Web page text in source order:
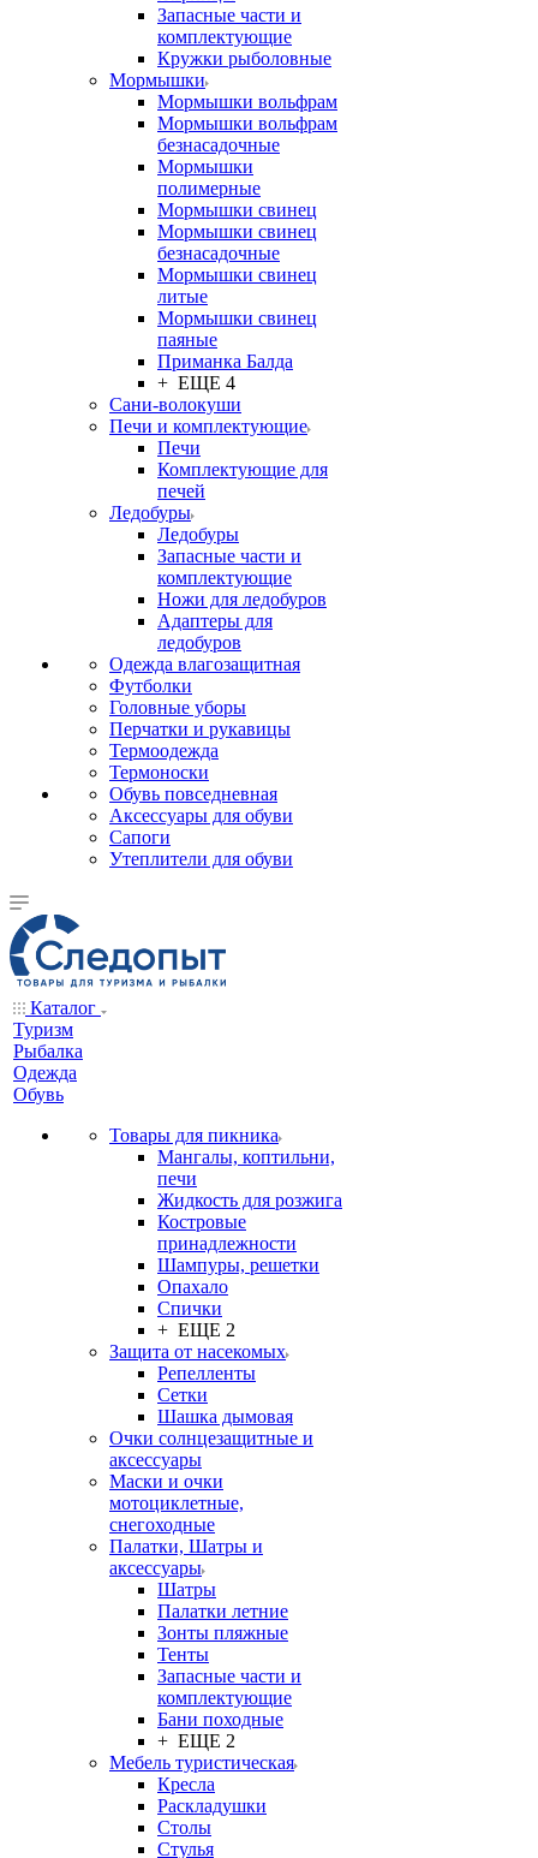
Запасные части и
комплектующие
Кружки рыболовные
Мормышки
Мормышки вольфрам
Мормышки вольфрам
безнасадочные
Мормышки
полимерные
Мормышки свинец
Мормышки свинец
безнасадочные
Мормышки свинец
литые
Мормышки свинец
паяные
Приманка Балда
+ ЕЩЕ 4
Сани-волокуши
Печи и комплектующие
Печи
Комплектующие для
печей
Ледобуры
Ледобуры
Запасные части и
комплектующие
Ножи для ледобуров
Адаптеры для
ледобуров
Одежда влагозащитная
Футболки
Головные уборы
Перчатки и рукавицы
Термоодежда
Термоноски
Обувь повседневная
Аксессуары для обуви
Сапоги
Утеплители для обуви
Каталог
Туризм
Рыбалка
Одежда
Обувь
Товары для пикника
Мангалы, коптильни,
печи
Жидкость для розжига
Костровые
принадлежности
Шампуры, решетки
Опахало
Спички
+ ЕЩЕ 2
Защита от насекомых
Репелленты
Сетки
Шашка дымовая
Очки солнцезащитные и
аксессуары
Маски и очки
мотоциклетные,
снегоходные
Палатки, Шатры и
аксессуары
Шатры
Палатки летние
Зонты пляжные
Тенты
Запасные части и
комплектующие
Бани походные
+ ЕЩЕ 2
Мебель туристическая
Кресла
Раскладушки
Столы
Стулья